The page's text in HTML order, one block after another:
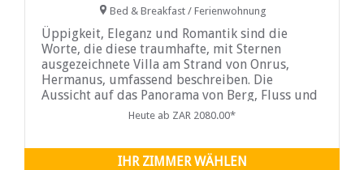
Bed & Breakfast / Ferienwohnung
Üppigkeit, Eleganz und Romantik sind die
Worte, die diese traumhafte, mit Sternen
ausgezeichnete Villa am Strand von Onrus,
Hermanus, umfassend beschreiben. Die
Aussicht auf das Panorama von Berg, Fluss und
See, die dieses kleine Paradies auf ...
Heute ab ZAR 2080.00*
IHR ZIMMER WÄHLEN